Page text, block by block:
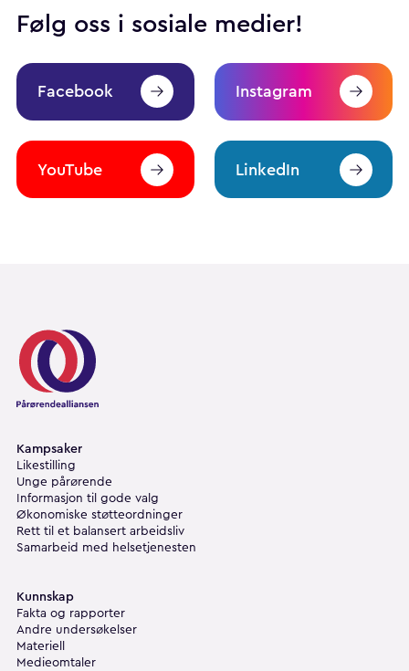
Følg oss i sosiale medier!
Facebook Instagram
YouTube LinkedIn
Pårørendealliansen
Kampsaker
Likestilling
Unge pårørende
Informasjon til gode valg
Økonomiske støtteordninger
Rett til et balansert arbeidsliv
Samarbeid med helsetjenesten
Kunnskap
Fakta og rapporter
Andre undersøkelser
Materiell
Medieomtaler